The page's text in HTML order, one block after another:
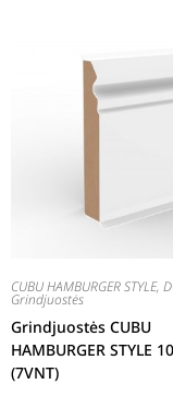
CUBU HAMBURGER STYLE,
Grindjuostės
Grindjuostės CUBU
HAMBURGER STYLE
(7VNT)